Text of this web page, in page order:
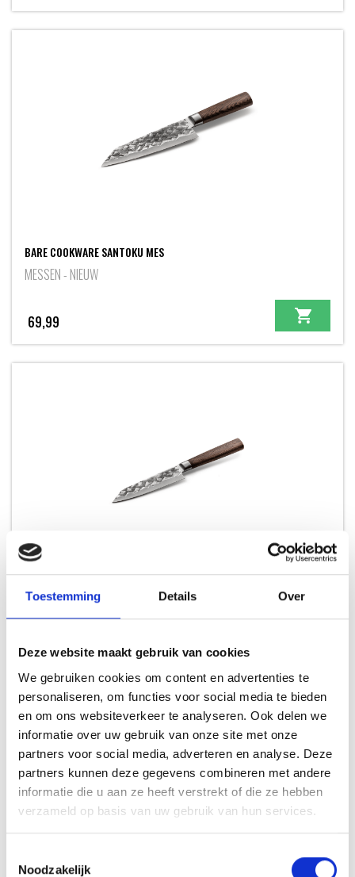
Toestemming Details Over
Deze website maakt gebruik van cookies
We gebruiken cookies om content en advertenties te
personaliseren, om functies voor social media te bieden
en om ons websiteverkeer te analyseren. Ook delen we
informatie over uw gebruik van onze site met onze
partners voor social media, adverteren en analyse. Deze
partners kunnen deze gegevens combineren met andere
informatie die u aan ze heeft verstrekt of die ze hebben
verzameld op basis van uw gebruik van hun services.
Noodzakelijk
BARE COOKWARE SANTOKU MES
MESSEN - NIEUW
69,99
MESSEN - NIEUW
49,99
INSPIRATIE
RECEPTEN EN TIPS